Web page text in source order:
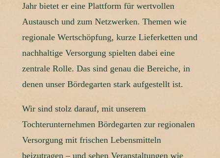
Jahr bietet er eine Plattform für wertvollen
Austausch und zum Netzwerken. Themen wie
regionale Wertschöpfung, kurze Lieferketten und
nachhaltige Versorgung spielten dabei eine
zentrale Rolle. Das sind genau die Bereiche, in
denen unser Bördegarten stark aufgestellt ist.
Wir sind stolz darauf, mit unserem
Tochterunternehmen Bördegarten zur regionalen
Versorgung mit frischen Lebensmitteln
beizutragen – und sehen Veranstaltungen wie